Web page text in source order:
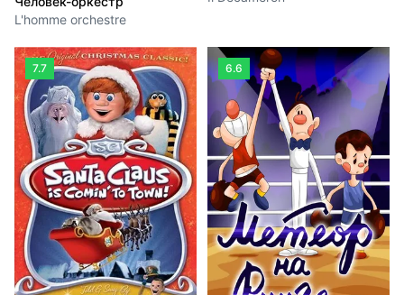
L'homme orchestre
7.7 6.6